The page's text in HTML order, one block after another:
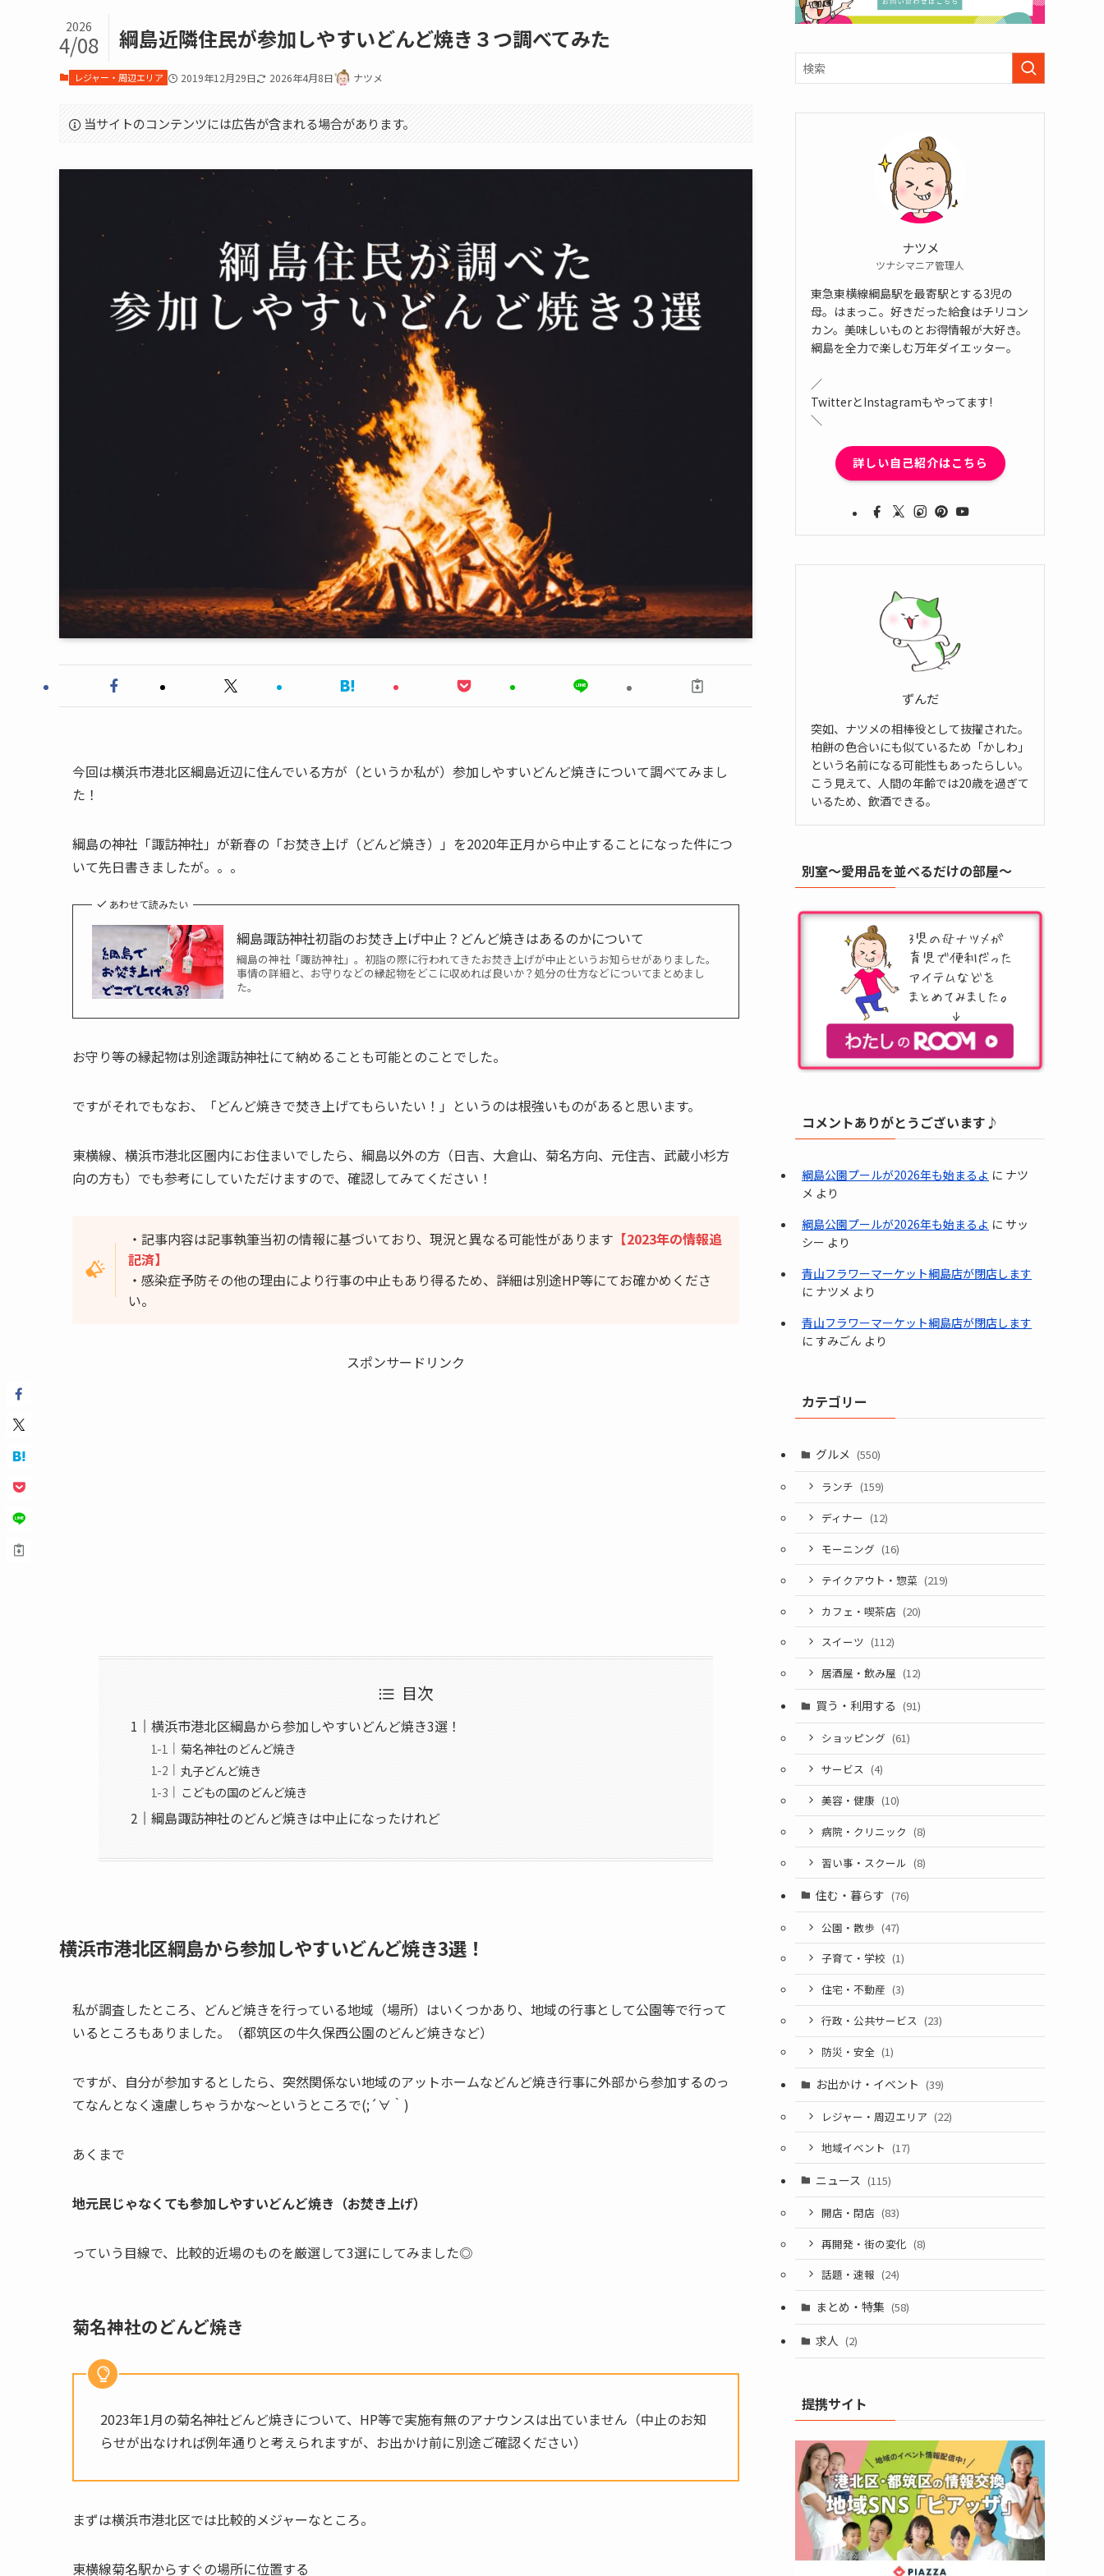
綱島近隣住民が参加しやすいどんど焼き３つ調べてみた
2026
4/08
レジャー・周辺エリア 2019年12月29日 2026年4月8日 ナツメ
当サイトのコンテンツには広告が含まれる場合があります。
今回は横浜市港北区綱島近辺に住んでいる方が（というか私が）参加しやすいどんど焼きについて調べてみまし
た！
綱島の神社「諏訪神社」が新春の「お焚き上げ（どんど焼き）」を2020年正月から中止することになった件につ
いて先日書きましたが。。。
あわせて読みたい
綱島諏訪神社初詣のお焚き上げ中止？どんど焼きはあるのかについて
綱島の神社「諏訪神社」。初詣の際に行われてきたお焚き上げが中止というお知らせがありました。
事情の詳細と、お守りなどの縁起物をどこに収めれば良いか？処分の仕方などについてまとめまし
た。
お守り等の縁起物は別途諏訪神社にて納めることも可能とのことでした。
ですがそれでもなお、「どんど焼きで焚き上げてもらいたい！」というのは根強いものがあると思います。
東横線、横浜市港北区圏内にお住まいでしたら、綱島以外の方（日吉、大倉山、菊名方向、元住吉、武蔵小杉方
向の方も）でも参考にしていただけますので、確認してみてください！
・記事内容は記事執筆当初の情報に基づいており、現況と異なる可能性があります 【2023年の情報追
記済】
・感染症予防その他の理由により行事の中止もあり得るため、詳細は別途HP等にてお確かめくださ
い。
スポンサードリンク
目次
横浜市港北区綱島から参加しやすいどんど焼き3選！
菊名神社のどんど焼き
丸子どんど焼き
こどもの国のどんど焼き
綱島諏訪神社のどんど焼きは中止になったけれど
横浜市港北区綱島から参加しやすいどんど焼き3選！
私が調査したところ、どんど焼きを行っている地域（場所）はいくつかあり、地域の行事として公園等で行って
いるところもありました。（都筑区の牛久保西公園のどんど焼きなど）
ですが、自分が参加するとしたら、突然関係ない地域のアットホームなどんど焼き行事に外部から参加するのっ
てなんとなく遠慮しちゃうかな～というところで(;´∀｀)
あくまで
地元民じゃなくても参加しやすいどんど焼き（お焚き上げ）
っていう目線で、比較的近場のものを厳選して3選にしてみました◎
菊名神社のどんど焼き
2023年1月の菊名神社どんど焼きについて、HP等で実施有無のアナウンスは出ていません（中止のお知
らせが出なければ例年通りと考えられますが、お出かけ前に別途ご確認ください）
まずは横浜市港北区では比較的メジャーなところ。
東横線菊名駅からすぐの場所に位置する
ナツメ
ツナシマニア管理人
東急東横線綱島駅を最寄駅とする3児の
母。はまっこ。好きだった給食はチリコン
カン。美味しいものとお得情報が大好き。
綱島を全力で楽しむ万年ダイエッター。
／
TwitterとInstagramもやってます!
＼
詳しい自己紹介はこちら
ずんだ
突如、ナツメの相棒役として抜擢された。
柏餅の色合いにも似ているため「かしわ」
という名前になる可能性もあったらしい。
こう見えて、人間の年齢では20歳を過ぎて
いるため、飲酒できる。
別室～愛用品を並べるだけの部屋～
コメントありがとうございます♪
綱島公園プールが2026年も始まるよ に ナツ
メ より
綱島公園プールが2026年も始まるよ に サッ
シー より
青山フラワーマーケット綱島店が閉店します
に ナツメ より
青山フラワーマーケット綱島店が閉店します
に すみごん より
カテゴリー
グルメ (550)
ランチ (159)
ディナー (12)
モーニング (16)
テイクアウト・惣菜 (219)
カフェ・喫茶店 (20)
スイーツ (112)
居酒屋・飲み屋 (12)
買う・利用する (91)
ショッピング (61)
サービス (4)
美容・健康 (10)
病院・クリニック (8)
習い事・スクール (8)
住む・暮らす (76)
公園・散歩 (47)
子育て・学校 (1)
住宅・不動産 (3)
行政・公共サービス (23)
防災・安全 (1)
お出かけ・イベント (39)
レジャー・周辺エリア (22)
地域イベント (17)
ニュース (115)
開店・閉店 (83)
再開発・街の変化 (8)
話題・速報 (24)
まとめ・特集 (58)
求人 (2)
提携サイト